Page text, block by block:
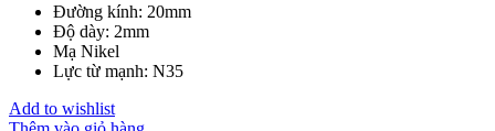
Đường kính: 20mm
Độ dày: 2mm
Mạ Nikel
Lực từ mạnh: N35
Add to wishlist